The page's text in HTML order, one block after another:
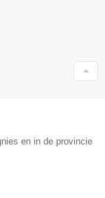
en in de provincie